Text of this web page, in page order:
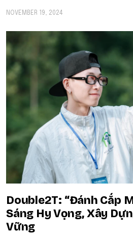
NOVEMBER 19, 2024
Double2T: “Đánh Cắp
Sáng Hy Vọng, Xây
Vững